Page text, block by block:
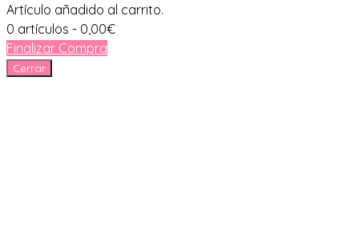
Artículo añadido al carrito.
0 artículos - 0,00€
Finalizar Compra
Cerrar